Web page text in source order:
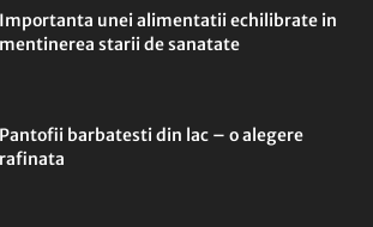
Importanta unei alimentatii echilibrate in
mentinerea starii de sanatate
Pantofii barbatesti din lac – o alegere
rafinata